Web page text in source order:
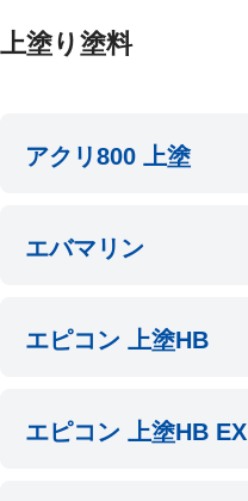
上塗り塗料
アクリ800 上塗
エバマリン
エピコン 上塗HB
エピコン 上塗HB EX